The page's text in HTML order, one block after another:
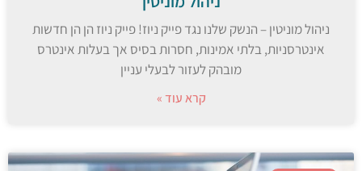
ניהול מוניטין – הנשק שלנו נגד פייק ניוז! פייק ניוז הן הן חדשות
אינטרסניות, בלתי אמינות, חסרות בסיס אך בעלות אינטרס
מובהק לעזור לבעלי עניין
קרא עוד »